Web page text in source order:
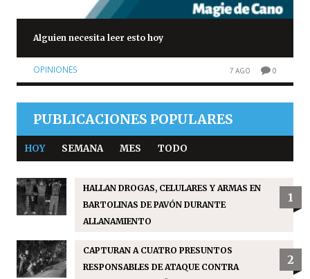
Alguien necesita leer esto hoy
OPINIONES 7 AGO 0
PUBLICACIONES POPULARES
HOY SEMANA MES TODO
HALLAN DROGAS, CELULARES Y ARMAS EN
BARTOLINAS DE PAVÓN DURANTE
ALLANAMIENTO
1
CAPTURAN A CUATRO PRESUNTOS
RESPONSABLES DE ATAQUE CONTRA
2